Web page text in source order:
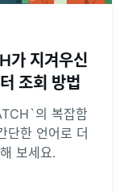
지겨우신
조회 방법
의 복잡함
단한 언어로 더
보세요.